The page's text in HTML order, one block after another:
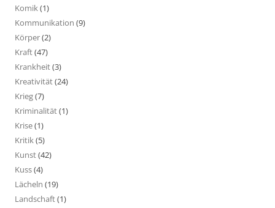
Komik(1)
Kommunikation (9)
Körper(2)
Kraft(47)
Krankheit(3)
Kreativität(24)
Krieg(7)
Kriminalität(1)
Krise(1)
Kritik(5)
Kunst(42)
Kuss(4)
Lächeln (19)
Landschaft(1)